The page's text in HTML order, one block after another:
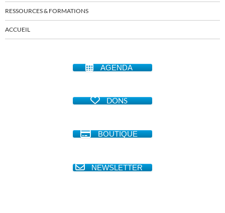
RESSOURCES & FORMATIONS
ACCUEIL
AGENDA
DONS
BOUTIQUE
NEWSLETTER